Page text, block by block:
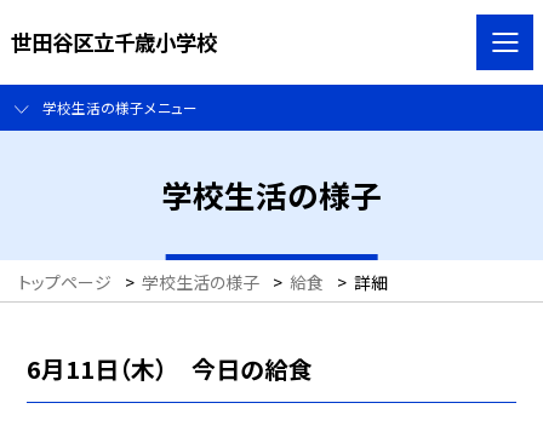
世田谷区立千歳小学校
学校生活の様子メニュー
学校生活の様子
トップページ > 学校生活の様子 > 給食 > 詳細
6月11日（木） 今日の給食